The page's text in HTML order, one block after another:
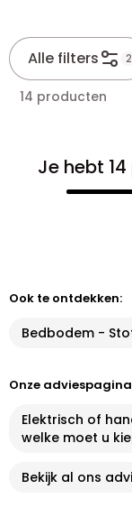
Alle filters 2
14 producten
Je hebt
Ook te ontdekken:
Bedbodem -
Onze
Elektrisch of
welke moet u
Bekijk al ons